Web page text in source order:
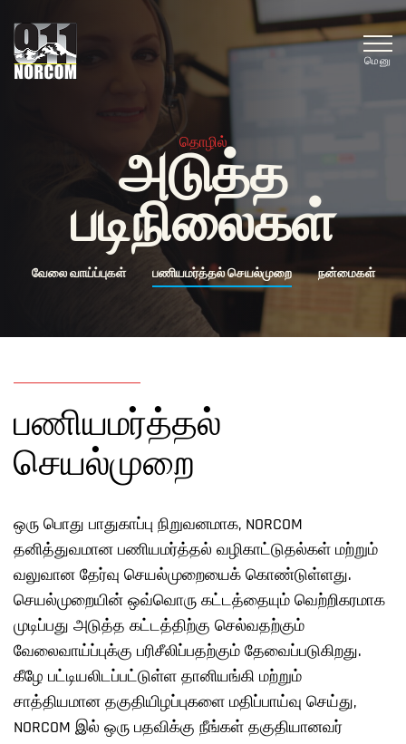
மெனு
தொழில்
அடுத்த
படிநிலைகள்
வேலை வாய்ப்புகள் பணியமர்த்தல் செயல்முறை நன்மைகள்
பணியமர்த்தல்
செயல்முறை
ஒரு பொது பாதுகாப்பு நிறுவனமாக, NORCOM
தனித்துவமான பணியமர்த்தல் வழிகாட்டுதல்கள் மற்றும்
வலுவான தேர்வு செயல்முறையைக் கொண்டுள்ளது.
செயல்முறையின் ஒவ்வொரு கட்டத்தையும் வெற்றிகரமாக
முடிப்பது அடுத்த கட்டத்திற்கு செல்வதற்கும்
வேலைவாய்ப்புக்கு பரிசீலிப்பதற்கும் தேவைப்படுகிறது.
கீழே பட்டியலிடப்பட்டுள்ள தானியங்கி மற்றும்
சாத்தியமான தகுதியிழப்புகளை மதிப்பாய்வு செய்து,
NORCOM இல் ஒரு பதவிக்கு நீங்கள் தகுதியானவர்